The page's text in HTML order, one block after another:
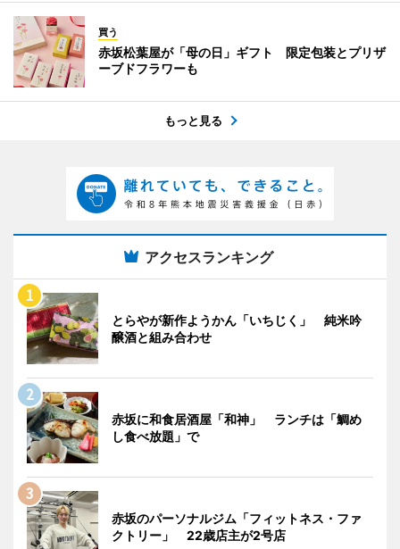
買う
赤坂松葉屋が「母の日」ギフト 限定包装とプリザ
ーブドフラワーも
もっと見る
アクセスランキング
とらやが新作ようかん「いちじく」 純米吟
醸酒と組み合わせ
赤坂に和食居酒屋「和神」 ランチは「鯛め
し食べ放題」で
赤坂のパーソナルジム「フィットネス・ファ
クトリー」 22歳店主が2号店